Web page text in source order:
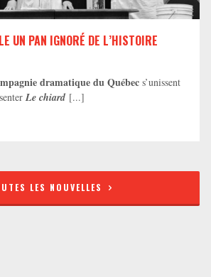
UN PAN IGNORÉ DE L’HISTOIRE
dramatique du Québec s’unissent
Le chiard [...]
LES NOUVELLES